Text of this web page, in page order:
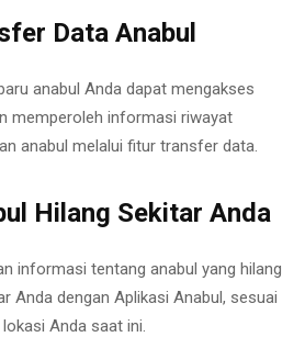
Data Anabul
anabul Anda dapat mengakses
memperoleh informasi riwayat
anabul melalui fitur transfer data.
Hilang Sekitar Anda
informasi tentang anabul yang hilang
Anda dengan Aplikasi Anabul, sesuai
Anda saat ini.